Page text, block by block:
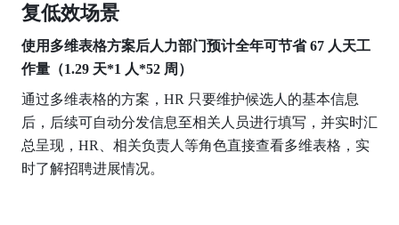
复低效场景
使用多维表格方案后人力部门预计全年可节省 67 人天工
作量（1.29 天*1 人*52 周）
通过多维表格的方案，HR 只要维护候选人的基本信息
后，后续可自动分发信息至相关人员进行填写，并实时汇
总呈现，HR、相关负责人等角色直接查看多维表格，实
时了解招聘进展情况。